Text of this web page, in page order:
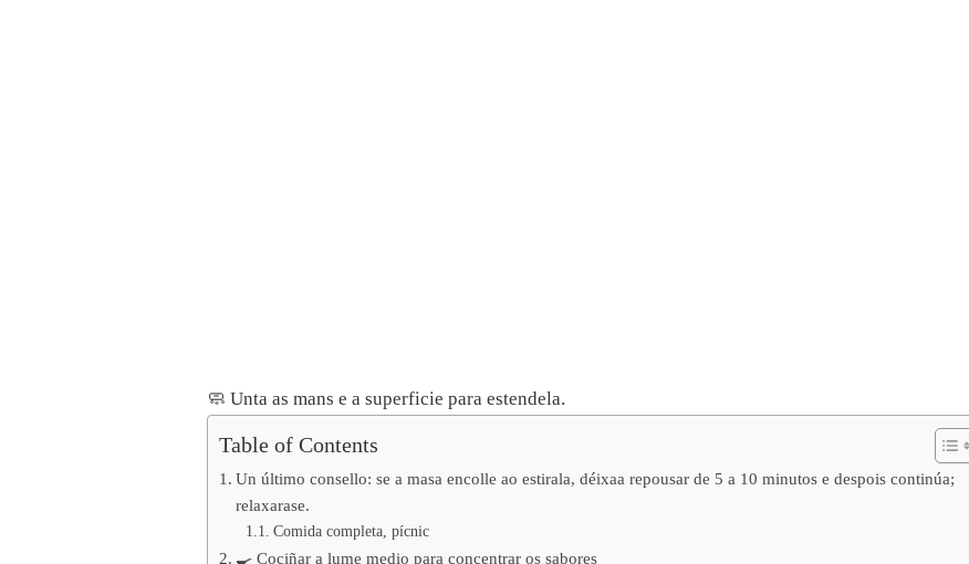
🧼 Unta as mans e a superficie para estendela.
Table of Contents
Un último consello: se a masa encolle ao estirala, déixaa repousar de 5 a 10 minutos e despois continúa;
relaxarase.
Comida completa, pícnic
🍳 Cociñar a lume medio para concentrar os sabores